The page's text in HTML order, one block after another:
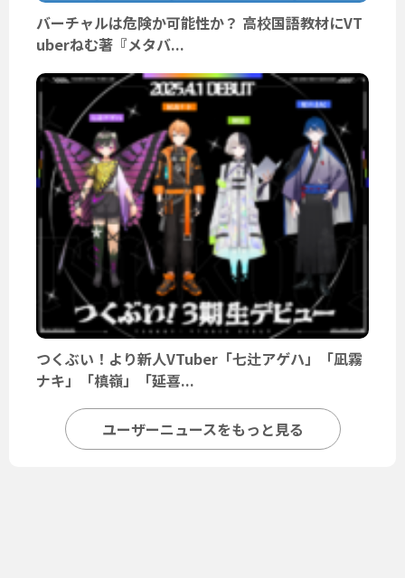
バーチャルは危険か可能性か？ 高校国語教材にVT
uberねむ著『メタバ...
つくぶい！より新人VTuber「七辻アゲハ」「凪霧
ナキ」「槙嶺」「延喜...
ユーザーニュースをもっと見る